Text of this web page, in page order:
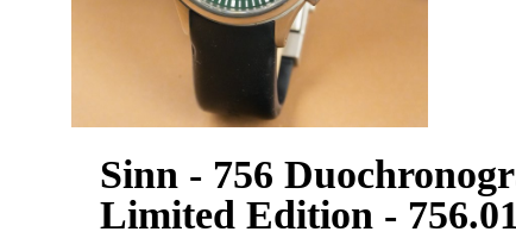
Sinn - 756
Limited Edition -